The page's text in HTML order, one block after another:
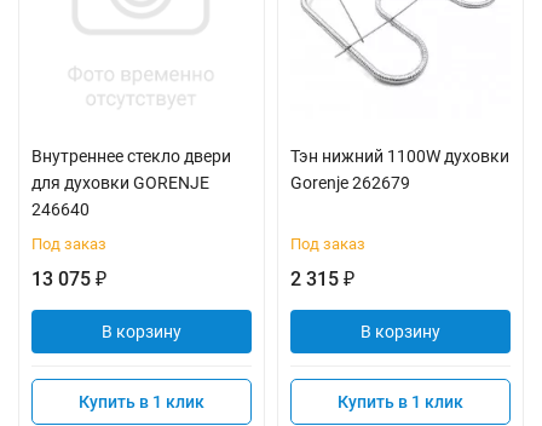
Внутреннее стекло двери
для духовки GORENJE
246640
Под заказ
13 075 ₽
В корзину
Купить в 1 клик
Тэн нижний 1100W духовки
Gorenje 262679
Под заказ
2 315 ₽
В корзину
Купить в 1 клик